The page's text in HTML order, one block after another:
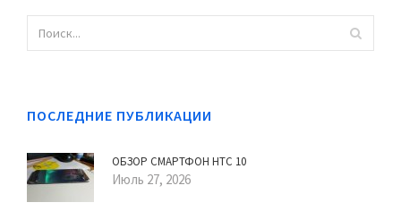
ПОСЛЕДНИЕ ПУБЛИКАЦИИ
ОБЗОР СМАРТФОН HTC 10
Июль 27, 2026